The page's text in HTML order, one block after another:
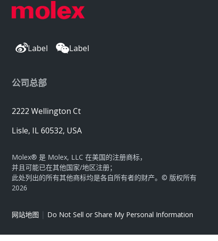
Label Label
公司总部
2222 Wellington Ct
Lisle, IL 60532, USA
Molex® 是 Molex, LLC 在美国的注册商标，
并且可能已在其他国家/地区注册；
此处列出的所有其他商标均是各自所有者的财产。© 版权所有
2026
网站地图 | Do Not Sell or Share My Personal Information